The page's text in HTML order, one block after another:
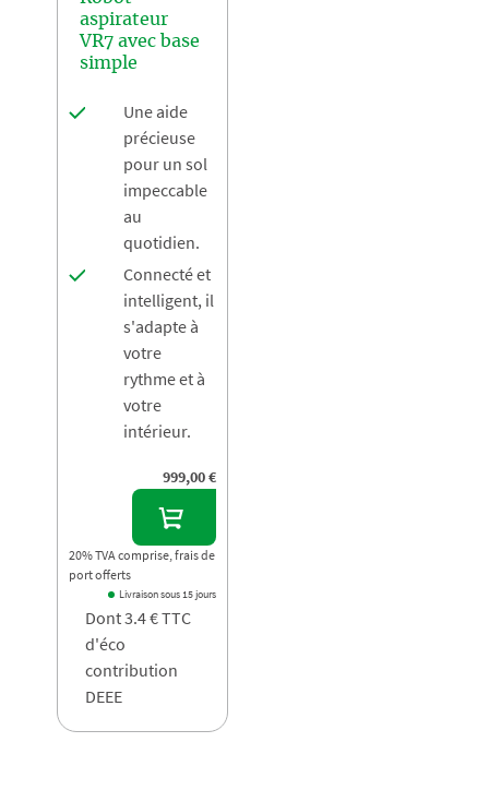
aspirateur
VR7 avec base
simple
Une aide
précieuse
pour un sol
impeccable
au
quotidien.
Connecté et
intelligent, il
s'adapte à
votre
rythme et à
votre
intérieur.
999,00 €
20% TVA comprise, frais de
port offerts
Livraison sous 15 jours
Dont 3.4 € TTC
d'éco
contribution
DEEE